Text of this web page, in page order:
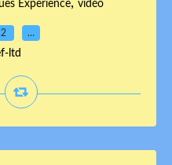
Experience, vidéo
…
ltd